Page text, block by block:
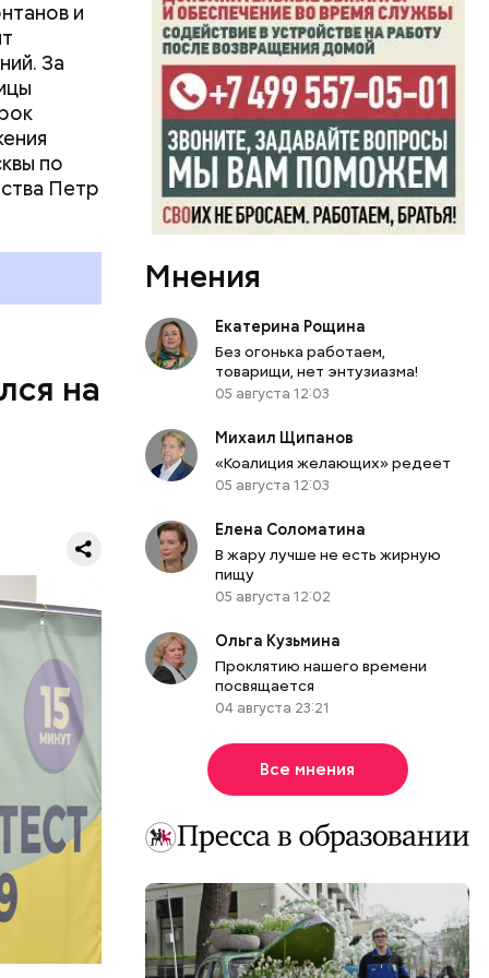
и
За
по
Петр
на
на
с
Мнения
Екатерина Рощина
Без огонька работаем,
товарищи, нет энтузиазма!
05 августа 12:03
Михаил Щипанов
«Коалиция желающих» редеет
05 августа 12:03
Елена Соломатина
В жару лучше не есть жирную
пищу
05 августа 12:02
Ольга Кузьмина
Проклятию нашего времени
посвящается
04 августа 23:21
Все мнения